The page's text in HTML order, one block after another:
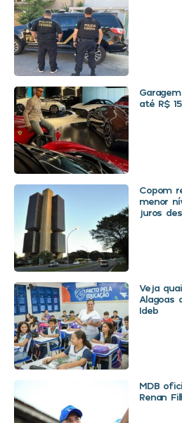
até R$
Copom
menor
juros
Veja
Alagoas
Ideb
MDB
Renan